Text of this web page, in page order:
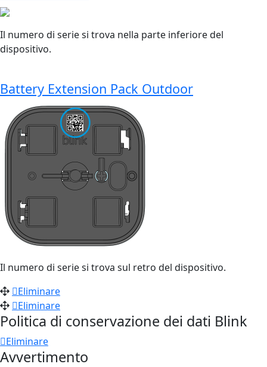
Il numero di serie si trova nella parte inferiore del
dispositivo.
Battery Extension Pack Outdoor
Il numero di seriesi trova sul retro del dispositivo.
Eliminare
Eliminare
Politica di conservazione dei dati Blink
Eliminare
Avvertimento